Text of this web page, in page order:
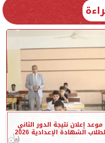
موعد إعلان نتيجة الدور الثاني
لطلاب الشهادة الإعدادية 2026